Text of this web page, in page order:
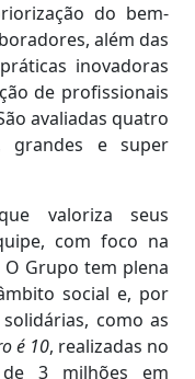
do bem-
além das
inovadoras
de profissionais
avaliadas quatro
grandes e super
valoriza seus
com foco na
Grupo tem plena
social e, por
como as
é 10, realizadas no
3 milhões em